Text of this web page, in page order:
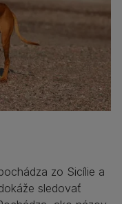
zo Sicílie a
sledovať